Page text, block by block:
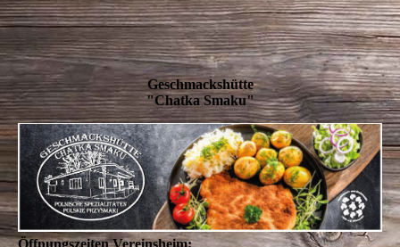
Geschmackshütte
"Chatka Smaku"
Öffnungszeiten Vereinsheim: